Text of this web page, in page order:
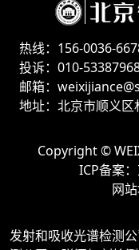
热线：156-0036-
投诉：010-
邮箱：
地址：北京市顺义
Copyright ©
ICP备案：
网
发射和吸收光谱检测